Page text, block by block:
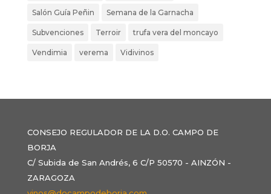
Salón Guía Peñin Semana de la Garnacha
Subvenciones Terroir trufa vera del moncayo
Vendimia verema Vidivinos
CONSEJO REGULADOR DE LA D.O. CAMPO DE
BORJA
C/ Subida de San Andrés, 6 C/P 50570 - AINZÓN -
ZARAGOZA